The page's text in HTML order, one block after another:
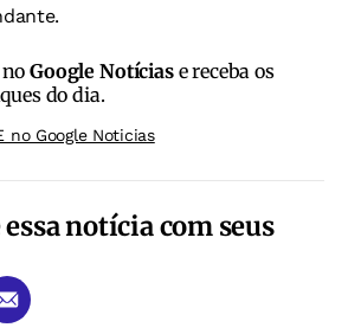
noGoogle Notíciase receba os
do dia.
no Google Noticias
notícia com seus